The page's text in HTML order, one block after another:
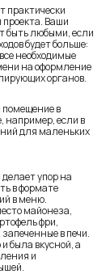
практически
Ваши
быть любыми, если
будет больше:
необходимые
на оформление
органов.
помещение в
например, если в
для маленьких
упор на
в формате
в меню.
майонеза,
фри,
в печи.
была вкусной, а
и